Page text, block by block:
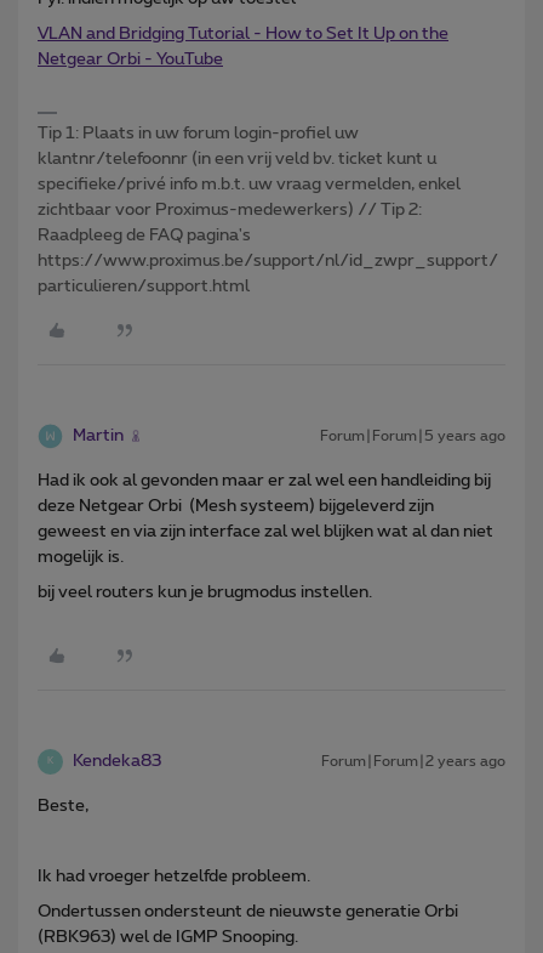
VLAN and Bridging Tutorial - How to Set It Up on the
Netgear Orbi - YouTube
Tip 1: Plaats in uw forum login-profiel uw
klantnr/telefoonnr (in een vrij veld bv. ticket kunt u
specifieke/privé info m.b.t. uw vraag vermelden, enkel
zichtbaar voor Proximus-medewerkers) // Tip 2:
Raadpleeg de FAQ pagina's
https://www.proximus.be/support/nl/id_zwpr_support/
particulieren/support.html
Martin Forum|Forum|5 years ago
Had ik ook al gevonden maar er zal wel een handleiding bij
deze Netgear Orbi (Mesh systeem) bijgeleverd zijn
geweest en via zijn interface zal wel blijken wat al dan niet
mogelijk is.
bij veel routers kun je brugmodus instellen.
K Kendeka83 Forum|Forum|2 years ago
Beste,
Ik had vroeger hetzelfde probleem.
Ondertussen ondersteunt de nieuwste generatie Orbi
(RBK963) wel de IGMP Snooping.